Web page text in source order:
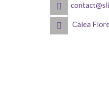
Calea